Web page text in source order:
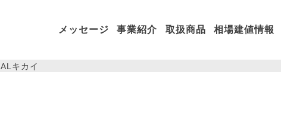
メッセージ 事業紹介 取扱商品 相場建値情報
ALキカイ